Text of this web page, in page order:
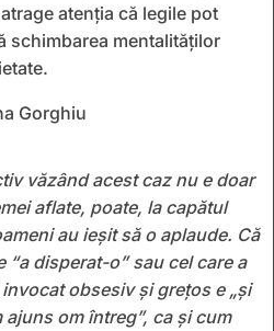
atenția că legile pot
schimbarea mentalităților
văzând acest caz nu e doar
aflate, poate, la capătul
au ieșit să o aplaude. Că
“a disperat-o” sau cel care a
obsesiv și grețos e „și
om întreg”, ca și cum